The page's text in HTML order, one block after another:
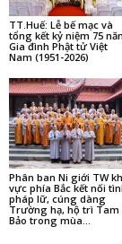
TT.Huế: Lễ bế mạc và
tổng kết kỷ niệm 75
Gia đình Phật tử Việt
Nam (1951-2026)
Phân ban Ni giới TW
vực phía Bắc kết nối
pháp lữ, cúng dàng
Trường hạ, hộ trì Tam
Bảo trong mùa...